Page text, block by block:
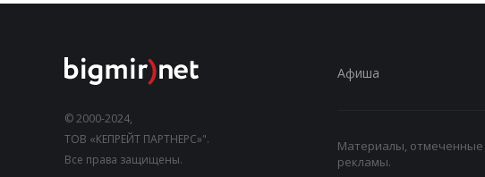
© 2000-2024,
ТОВ «КЕПРЕЙТ ПАРТНЕРС»".
Все права защищены.
Афиша
Материалы, отмеченные
рекламы.